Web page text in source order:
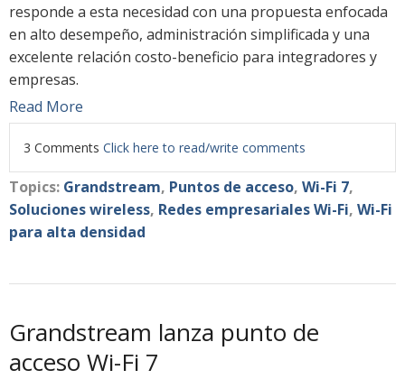
responde a esta necesidad con una propuesta enfocada
en alto desempeño, administración simplificada y una
excelente relación costo-beneficio para integradores y
empresas.
Read More
3 Comments Click here to read/write comments
Topics: Grandstream, Puntos de acceso, Wi-Fi 7,
Soluciones wireless, Redes empresariales Wi-Fi, Wi-Fi
para alta densidad
Grandstream lanza punto de
acceso Wi-Fi 7